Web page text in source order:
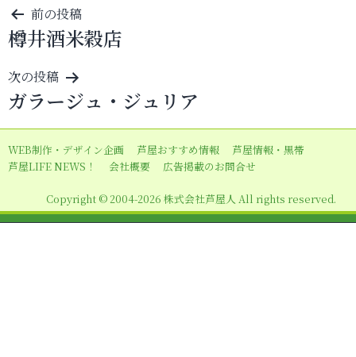
投
稿
ナ
ビ
ゲ
ー
シ
ン
前の投稿
樽井酒米穀店
次の投稿
ガラージュ・ジュリア
WEB制作・デザイン企画 芦屋おすすめ情報
芦屋情報・黒帯
芦屋LIFE NEWS！
会社概要 広告掲載のお問合せ
Copyright © 2004-2026 株式会社芦屋人 All rights reserved.